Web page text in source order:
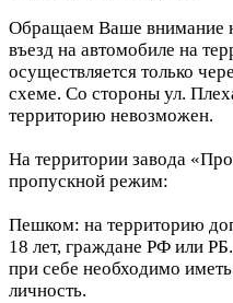
Обращаем Ваше внимание
въезд на автомобиле на
осуществляется только
схеме. Со стороны ул.
территорию невозможен.
На территории завода
пропускной режим:
Пешком: на территорию
18 лет, граждане РФ или
при себе необходимо
личность.